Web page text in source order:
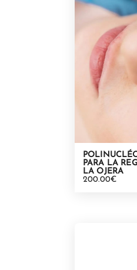
PARA LA
LA OJERA
200.00€